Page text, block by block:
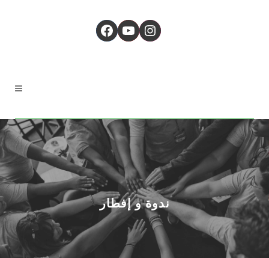
Facebook YouTube Instagram
ندوة و إفطار